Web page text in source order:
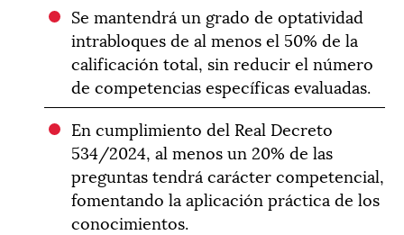
Se mantendrá un grado de optatividad
intrabloques de al menos el 50% de la
calificación total, sin reducir el número
de competencias específicas evaluadas.
En cumplimiento del Real Decreto
534/2024, al menos un 20% de las
preguntas tendrá carácter competencial,
fomentando la aplicación práctica de los
conocimientos.